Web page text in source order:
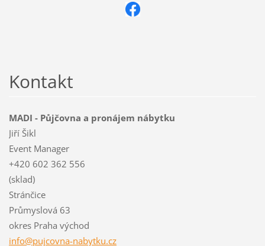
Kontakt
MADI - Půjčovna a pronájem nábytku
Jiří Šikl
Event Manager
+420 602 362 556
(sklad)
Stránčice
Průmyslová 63
okres Praha východ
info@pujcovna-nabytku.cz